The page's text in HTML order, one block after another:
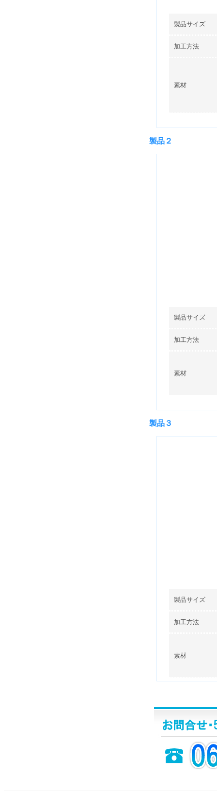
製品サイズ
加工方法
素材
製品２
製品サイズ
加工方法
素材
製品３
製品サイズ
加工方法
素材